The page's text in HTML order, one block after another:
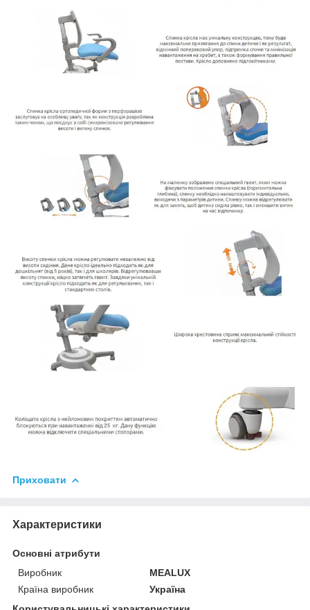
Приховати
Характеристики
Основні атрибути
Виробник
MEALUX
Країна виробник
Україна